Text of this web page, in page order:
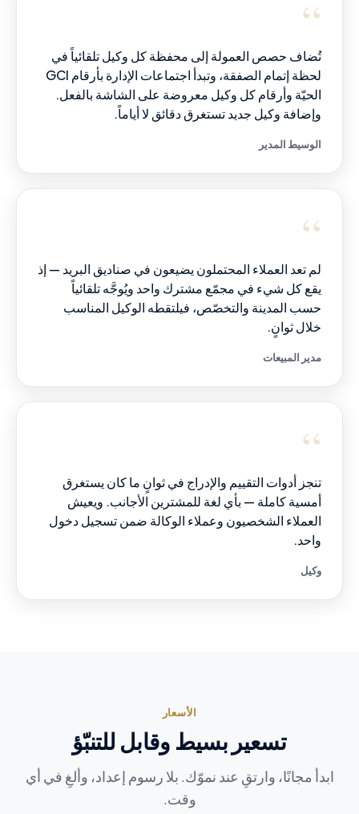
“
تُضاف حصص العمولة إلى محفظة كل وكيل تلقائياً في
لحظة إتمام الصفقة، وتبدأ اجتماعات الإدارة بأرقام GCI
الحيّة وأرقام كل وكيل معروضة على الشاشة بالفعل.
وإضافة وكيل جديد تستغرق دقائق لا أياماً.
الوسيط المدير
“
لم تعد العملاء المحتملون يضيعون في صناديق البريد — إذ
يقع كل شيء في مجمّع مشترك واحد ويُوجَّه تلقائياً
حسب المدينة والتخصّص، فيلتقطه الوكيل المناسب
خلال ثوانٍ.
مدير المبيعات
“
تنجز أدوات التقييم والإدراج في ثوانٍ ما كان يستغرق
أمسية كاملة — بأي لغة للمشترين الأجانب. ويعيش
العملاء الشخصيون وعملاء الوكالة ضمن تسجيل دخول
واحد.
وكيل
الأسعار
تسعير بسيط وقابل للتنبّؤ
ابدأ مجانًا، وارتقِ عند نموّك. بلا رسوم إعداد، وألغِ في أي
وقت.